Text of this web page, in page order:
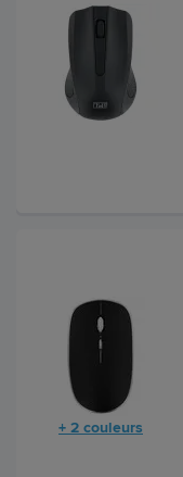
+ 2 couleurs